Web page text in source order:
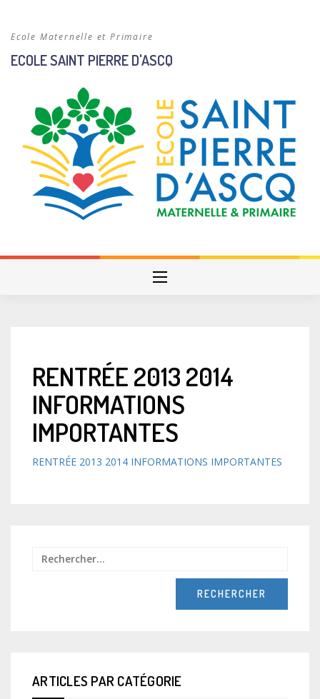
Ecole Maternelle et Primaire
ECOLE SAINT PIERRE D'ASCQ
RENTRÉE 2013 2014
INFORMATIONS
IMPORTANTES
RENTRÉE 2013 2014 INFORMATIONS IMPORTANTES
ARTICLES PAR CATÉGORIE